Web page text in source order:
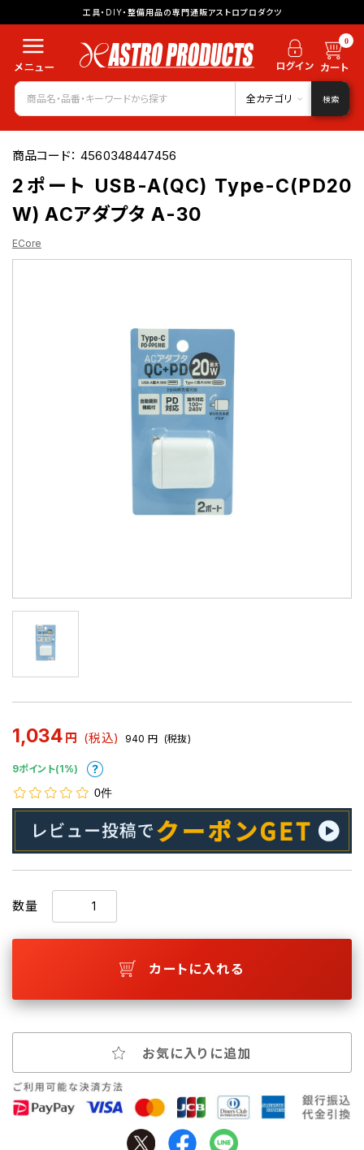
工具・DIY・整備用品の専門通販アストロプロダクツ
0
全カテゴリ 検索
商品コード：4560348447456
2ポート USB-A(QC) Type-C(PD20
W) ACアダプタ A-30
ECore
1,034 円 (税込) 940 円 (税抜)
9ポイント(1%)
0件
数量
カートに入れる
お気に入りに追加